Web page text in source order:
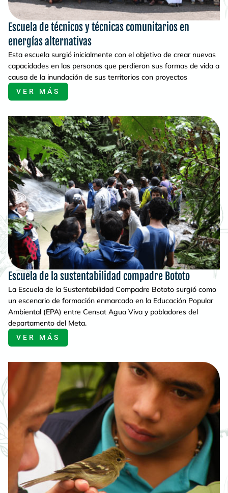
Escuela de técnicos y técnicas comunitarios en
energías alternativas
Esta escuela surgió inicialmente con el objetivo de crear nuevas
capacidades en las personas que perdieron sus formas de vida a
causa de la inundación de sus territorios con proyectos
VER MÁS
Escuela de la sustentabilidad compadre Bototo
La Escuela de la Sustentabilidad Compadre Bototo surgió como
un escenario de formación enmarcado en la Educación Popular
Ambiental (EPA) entre Censat Agua Viva y pobladores del
departamento del Meta.
VER MÁS